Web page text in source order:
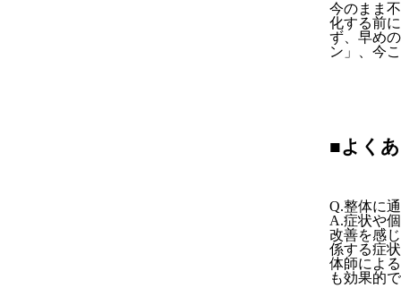
今のまま
化する前
ず、早め
ン」、今
■よく
Q.整体に
A.症状や
改善を感
係する症
体師によ
も効果的